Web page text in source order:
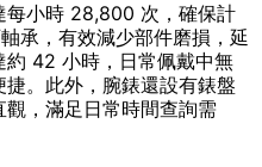
每小時 28,800 次，確保計
承，有效減少部件磨損，延
約 42 小時，日常佩戴中無
。此外，腕錶還設有錶盤
，滿足日常時間查詢需